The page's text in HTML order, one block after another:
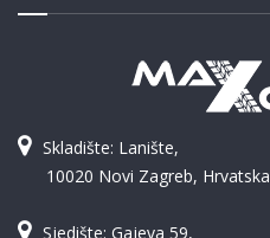
Skladište: Lanište,
10020 Novi Zagreb, Hrvatska
Sjedište: Gajeva 59,